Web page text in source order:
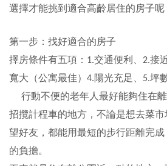
選擇才能挑到適合高齡居住的房子呢
第一步：找好適合的房子
擇房條件有五項： 1.交通便利、 2.接
寬大（公寓最佳）
4.陽光充足、 5.坪
行動不便的老年人最好能夠住在
招攬計程車的地方，不論是想去菜
望好友，都能用最短的步行距離完
的負擔。